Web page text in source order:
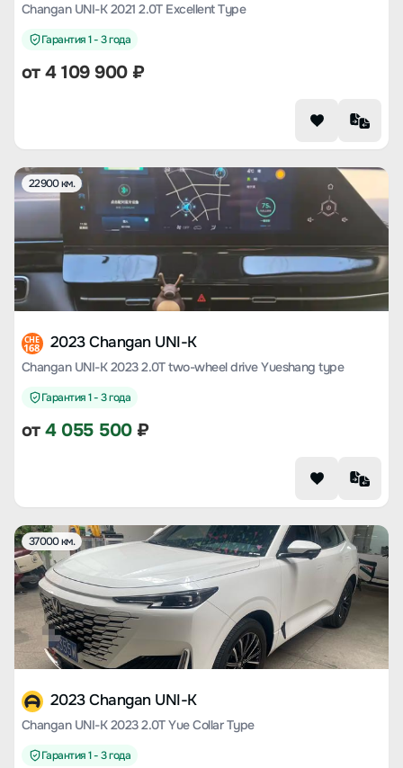
Changan UNI-K 2021 2.0T Excellent Type
Гарантия 1 - 3 года
от4 109 900₽
22900 км.
CHE
168 2023 Changan UNI-K
Changan UNI-K 2023 2.0T two-wheel drive Yueshang type
Гарантия 1 - 3 года
от4 055 500₽
37000 км.
2023 Changan UNI-K
Changan UNI-K 2023 2.0T Yue Collar Type
Гарантия 1 - 3 года